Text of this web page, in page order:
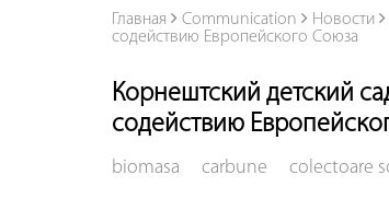
Главная Communication Новости
содействию Европейского Союза
Корнештский детский
содействию
biomasa carbune colectoare